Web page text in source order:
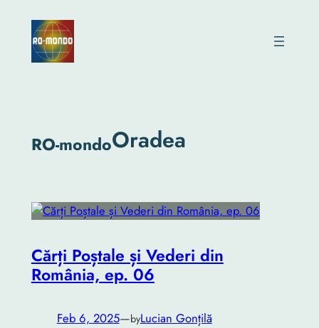
content
RO-mondoOradea
Cărți Poștale și Vederi din
România, ep. 06
Feb 6, 2025—byLucian Gonțilă